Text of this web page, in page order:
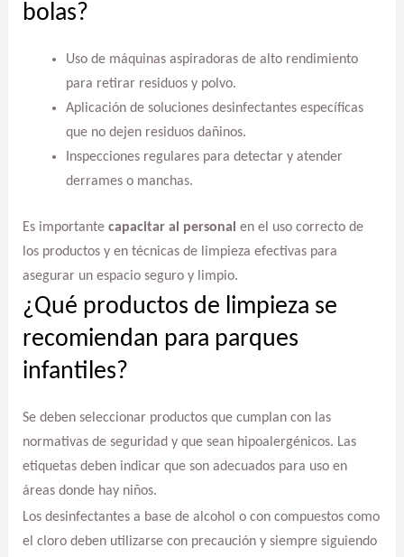
bolas?
Uso de máquinas aspiradoras de alto rendimiento
para retirar residuos y polvo.
Aplicación de soluciones desinfectantes específicas
que no dejen residuos dañinos.
Inspecciones regulares para detectar y atender
derrames o manchas.
Es importante capacitar al personal en el uso correcto de
los productos y en técnicas de limpieza efectivas para
asegurar un espacio seguro y limpio.
¿Qué productos de limpieza se
recomiendan para parques
infantiles?
Se deben seleccionar productos que cumplan con las
normativas de seguridad y que sean hipoalergénicos. Las
etiquetas deben indicar que son adecuados para uso en
áreas donde hay niños.
Los desinfectantes a base de alcohol o con compuestos como
el cloro deben utilizarse con precaución y siempre siguiendo